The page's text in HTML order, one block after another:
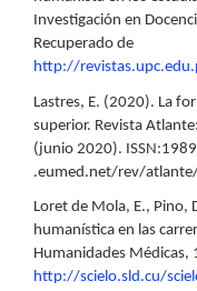
Investigación en
Recuperado de
http://
Lastres, E. (2020). La
superior. Revista
(junio 2020).
.eumed.net/rev/
Loret de Mola, E., Pino,
humanística en las
Humanidades Médicas,
http://scielo.sld.cu/